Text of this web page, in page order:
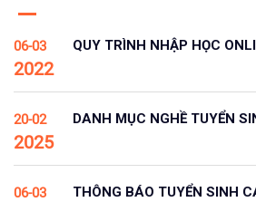
06-03
2022
QUY TRÌNH NHẬP HỌC
20-02
2025
DANH MỤC NGHỀ TUYỂN
06-03
THÔNG BÁO TUYỂN SINH